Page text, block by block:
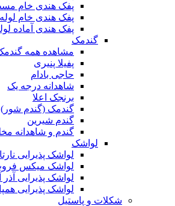
پفک هندی خام
پفک هندی خام
پفک هندی آماده
گندمک
مشاهده همه
پفیلا پنیری
حاجی بادام
شاهدانه درجه یک
برنجک اعلا
گندمک (گندم شور)
گندم شیرین
گندم و شاهدانه
لواشک
لواشک پذیرایی
لواشک میکس
لواشک پذیرایی آذر
لواشک پذیرایی همپا
شکلات و پاستیل